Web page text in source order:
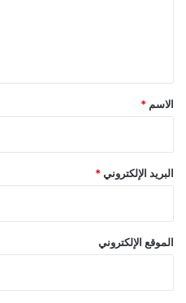
*
الاسم *
البريد الإلكتروني *
الموقع الإلكتروني